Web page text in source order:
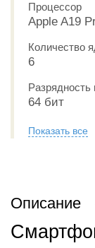
Процессор
Apple A19
Количество
6
Разрядность
64 бит
Показать все
Описание